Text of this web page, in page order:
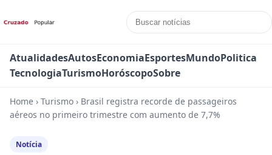
AtualidadesAutosEconomiaEsportesMundoPolitica
TecnologiaTurismoHoróscopoSobre
Home › Turismo › Brasil registra recorde de passageiros
aéreos no primeiro trimestre com aumento de 7,7%
Notícia